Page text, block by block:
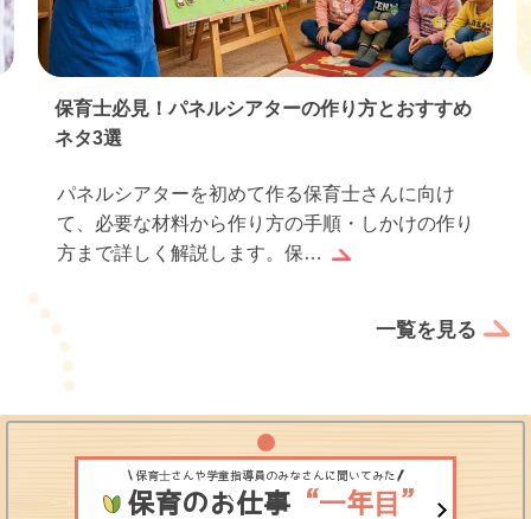
保育士必見！パネルシアターの作り方とおすすめ
ネタ3選
パネルシアターを初めて作る保育士さんに向け
て、必要な材料から作り方の手順・しかけの作り
方まで詳しく解説します。保…
一覧を見る
保育士さんや学童指導員のみなさんに聞いてみた
保育のお仕事“一年目”